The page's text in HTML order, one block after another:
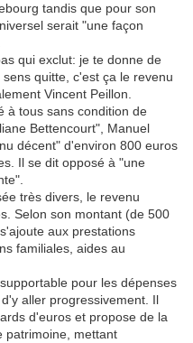
tandis que pour son
serait "une façon
qui exclut: je te donne de
quitte, c'est ça le revenu
Vincent Peillon.
à tous sans condition de
Bettencourt", Manuel
décent" d'environ 800 euros
Il se dit opposé à "une
très divers, le revenu
Selon son montant (de 500
aux prestations
familiales, aides au
pour les dépenses
aller progressivement. Il
d'euros et propose de la
patrimoine, mettant